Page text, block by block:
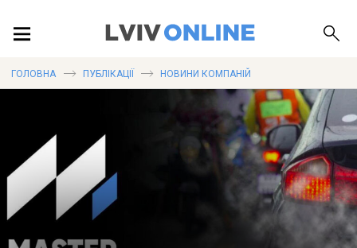
ПУБЛІКАЦІЇ
ГОЛОВНА ПУБЛІКАЦІЇ НОВИНИ КОМПАНІЙ